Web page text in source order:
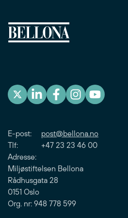
E-post: post@bellona.no
Tlf: +47 23 23 46 00
Adresse:
Miljøstiftelsen Bellona
Rådhusgata 28
0151 Oslo
Org. nr: 948 778 599